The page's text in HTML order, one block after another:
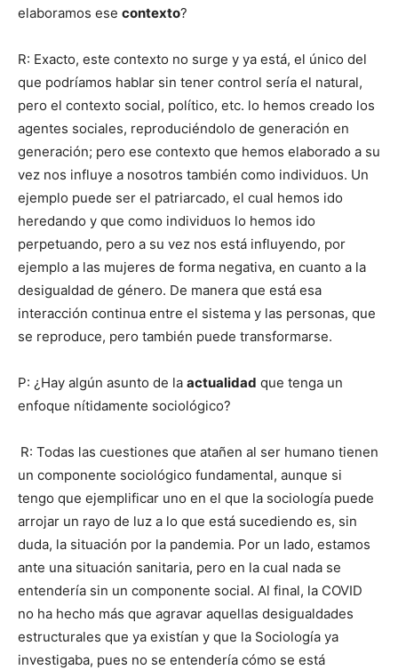
elaboramos ese contexto?
R: Exacto, este contexto no surge y ya está, el único del
que podríamos hablar sin tener control sería el natural,
pero el contexto social, político, etc. lo hemos creado los
agentes sociales, reproduciéndolo de generación en
generación; pero ese contexto que hemos elaborado a su
vez nos influye a nosotros también como individuos. Un
ejemplo puede ser el patriarcado, el cual hemos ido
heredando y que como individuos lo hemos ido
perpetuando, pero a su vez nos está influyendo, por
ejemplo a las mujeres de forma negativa, en cuanto a la
desigualdad de género. De manera que está esa
interacción continua entre el sistema y las personas, que
se reproduce, pero también puede transformarse.
P: ¿Hay algún asunto de la actualidad que tenga un
enfoque nítidamente sociológico?
R: Todas las cuestiones que atañen al ser humano tienen
un componente sociológico fundamental, aunque si
tengo que ejemplificar uno en el que la sociología puede
arrojar un rayo de luz a lo que está sucediendo es, sin
duda, la situación por la pandemia. Por un lado, estamos
ante una situación sanitaria, pero en la cual nada se
entendería sin un componente social. Al final, la COVID
no ha hecho más que agravar aquellas desigualdades
estructurales que ya existían y que la Sociología ya
investigaba, pues no se entendería cómo se está